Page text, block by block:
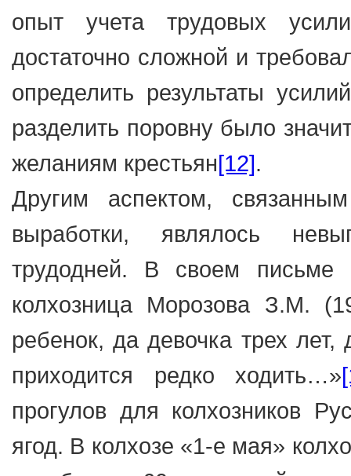
опыт учета трудовых
достаточно сложной и
определить результаты
разделить поровну было
желаниям крестьян[12].
Другим аспектом,
выработки, являлось
трудодней. В своем письме
колхозница Морозова З.М.
ребенок, да девочка трех
приходится редко ходить…»
прогулов для колхозников
ягод. В колхозе «1-е мая»